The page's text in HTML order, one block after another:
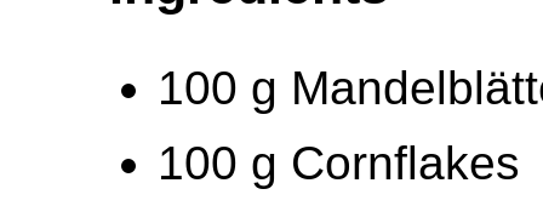
100 g
100 g Cornflakes